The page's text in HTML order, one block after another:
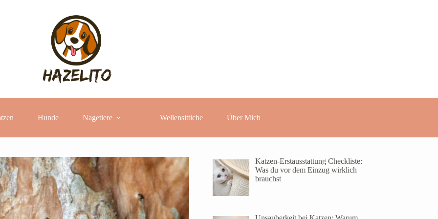
Hunde Nagetiere Wellensittiche Über Mich
Katzen-Erstausstattung Checkliste:
Was du vor dem Einzug wirklich
brauchst